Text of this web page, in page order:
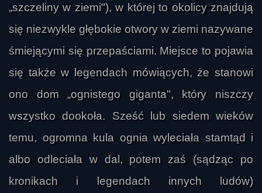
„szczeliny w ziemi"), w której to okolicy znajdują
się niezwykle głębokie otwory w ziemi nazywane
śmiejącymi się przepaściami. Miejsce to pojawia
się także w legendach mówiących, że stanowi
ono dom „ognistego giganta", który niszczy
wszystko dookoła. Sześć lub siedem wieków
temu, ogromna kula ognia wyleciała stamtąd i
albo odleciała w dal, potem zaś (sądząc po
kronikach i legendach innych ludów)